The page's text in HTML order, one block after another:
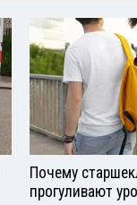
Почему
прогуливают